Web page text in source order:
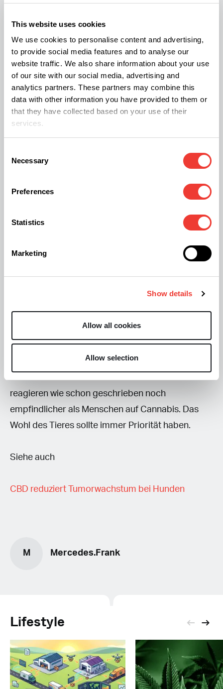
This website uses cookies
We use cookies to personalise content and advertising,
to provide social media features and to analyse our
website traffic. We also share information about your use
of our site with our social media, advertising and
analytics partners. These partners may combine this
data with other information you have provided to them or
that they have collected based on your use of their
services.
Selection
Necessary
Preferences
Statistics
Marketing
Show details
Allow all cookies
Allow selection
wenn die Pupillen erweitert sind und das Tier
überempfindlich auf Geräusche und Berührungen
reagiert, kann man davon ausgehen, dass eine
Überdosis THC der Auslöser war.
Auch kann es zu Zittern kommen, oder einer
verlangsamten Herzfrequenz. Krämpfe und
Erbrechen können in schweren Fällen auch
auch über den Sachverhalt Cannabis zu berichten.
Normalfall erholt sich ein Hund in ein bis drei
Durchlüftung sorgen, wenn man THC rauchend
konsumiert. Man sollte sowieso immer darauf
achten, dass der Hund Cannabis in keiner Form
abbekommen kann. Und wenn man Kekse oder
Ähnliches gemacht hat, ist es wichtig, dass der
Hund nicht an die Kekse rankommt. Denn Hunde
reagieren wie schon geschrieben noch
empfindlicher als Menschen auf Cannabis. Das
Wohl des Tieres sollte immer Priorität haben.
Siehe auch
CBD reduziert Tumorwachstum bei Hunden
M Mercedes.Frank
Lifestyle